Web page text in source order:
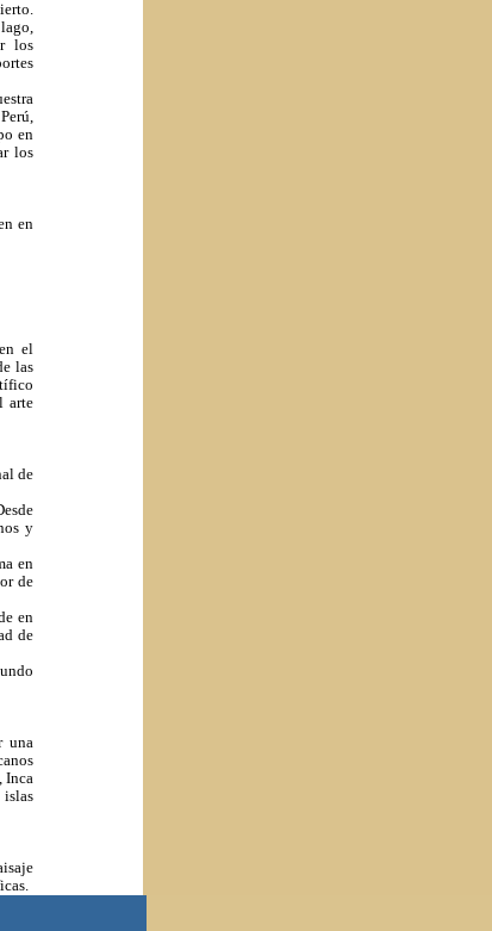
los
en
los
en
el
las
arte
de
y
en
de
en
de
una
Inca
islas